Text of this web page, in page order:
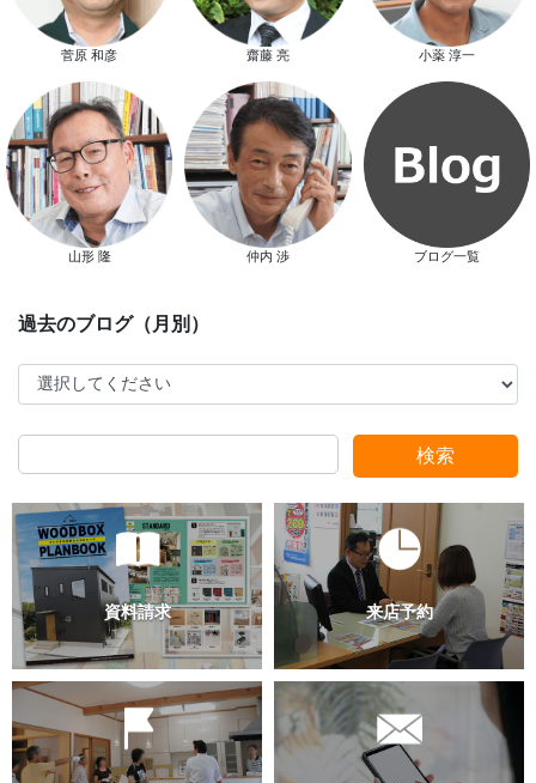
新春特別キャンペーン
スタッフ別ブログ
菅原 和彦 齋藤 亮 小薬 淳一
山形 隆 仲内 渉 ブログ一覧
検索